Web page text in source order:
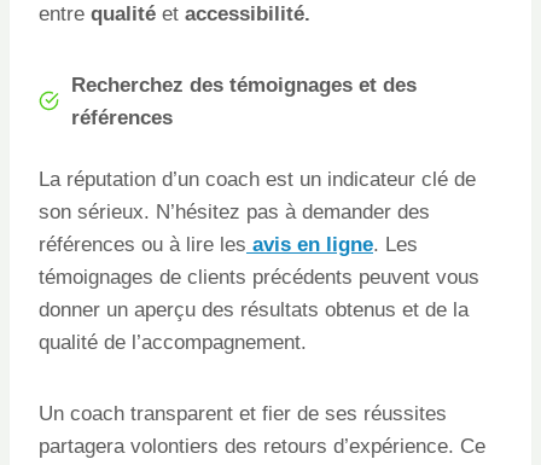
entre qualité et accessibilité.
Recherchez des témoignages et des
références
La réputation d’un coach est un indicateur clé de
son sérieux. N’hésitez pas à demander des
références ou à lire les avis en ligne. Les
témoignages de clients précédents peuvent vous
donner un aperçu des résultats obtenus et de la
qualité de l’accompagnement.
Un coach transparent et fier de ses réussites
partagera volontiers des retours d’expérience. Ce